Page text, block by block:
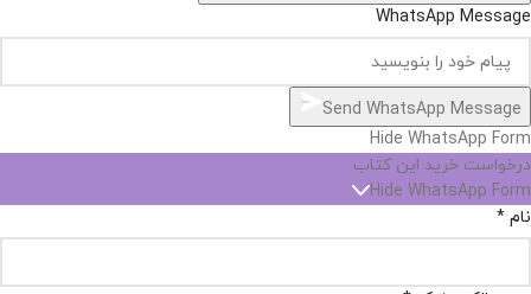
WhatsApp Message
Send WhatsApp Message
Hide WhatsApp Form
درخواست خرید این کتاب
Hide WhatsApp Form
نام *